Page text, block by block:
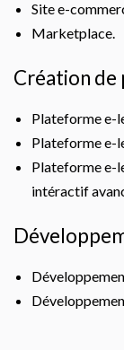
Site e-
Marketplace.
Création
Plateforme e-
Plateforme e-
Plateforme e-
intéractif